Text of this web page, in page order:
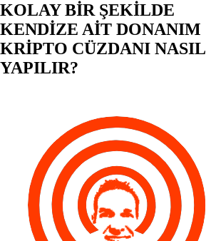
KOLAY BİR ŞEKİLDE
KENDİZE AİT DONANIM
KRİPTO CÜZDANI NASIL
YAPILIR?